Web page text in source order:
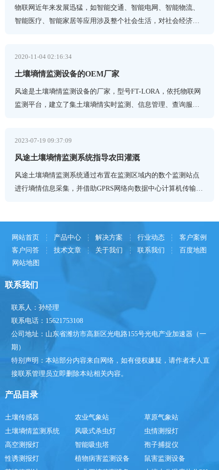
物联网近年来发展迅猛，如智能交通、智能电网、智能物流、
智能医疗、智能家居等应用涉及整个社会生活，对社会经济发
2020-11-04 02:16:34
土壤墒情监测设备的OEM厂家
风途是土壤墒情监测设备的厂家，型号FT-LORA，依托物联网
监测平台，建立了集土壤墒情实时监测、信息管理、查询服
2023-07-19 09:37:09
风途土壤墒情监测系统指导农田灌溉
风途土壤墒情监测系统通过布置在监测区域内的数个监测站点
进行墒情信息采集，并借助GPRS网络向数据中心计算机传输信
网站首页 产品中心 解决方案 行业动态
客户案例
客户问答
技术文章 关于我们 联系我们
百度地图
网站地图
联系我们
联系人：孙经理
联系电话：15621753108
公司地址：山东省潍坊市高新区光电路155号光电产业加速器（一
期）
特别声明：本站部分内容来自网络，如有侵权嫌疑，请作者本人直
接联系管理员立即删除本站相关内容。
产品目录
土壤传感器 农业气象站
草原气象站
土壤墒情监测系统
风吸式杀虫灯
虫情测报灯
高空测报灯
智能吸虫塔
孢子捕捉仪
性诱测报灯
植物病害监测设备
鼠害监测设备